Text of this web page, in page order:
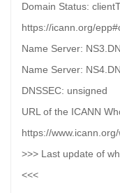
Domain Status:
https://icann.org/
Name Server:
Name Server:
DNSSEC: unsigned
URL of the ICANN
https://
>>> Last update of
<<<